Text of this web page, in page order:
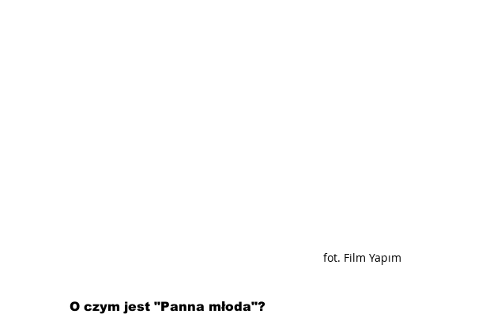
fot. Film Yapım
O czym jest "Panna młoda"?